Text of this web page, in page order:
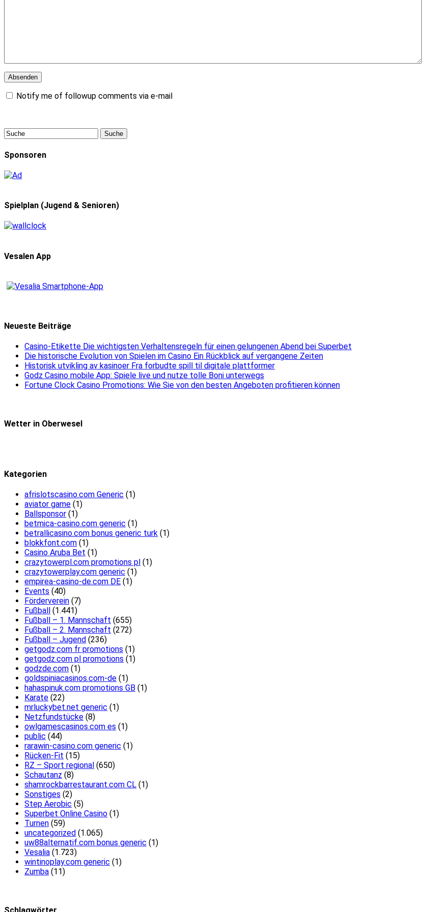
Notify me of followup comments via e-mail
Sponsoren
Spielplan (Jugend & Senioren)
Vesalen App
Neueste Beiträge
Casino-Etikette Die wichtigsten Verhaltensregeln für einen gelungenen Abend bei Superbet
Die historische Evolution von Spielen im Casino Ein Rückblick auf vergangene Zeiten
Historisk utvikling av kasinoer Fra forbudte spill til digitale plattformer
Godz Casino mobile App: Spiele live und nutze tolle Boni unterwegs
Fortune Clock Casino Promotions: Wie Sie von den besten Angeboten profitieren können
Wetter in Oberwesel
Kategorien
afrislotscasino.com Generic (1)
aviator game (1)
Ballsponsor (1)
betmica-casino.com generic (1)
betrallicasino.com bonus generic turk (1)
blokkfont.com (1)
Casino Aruba Bet (1)
crazytowerpl.com promotions pl (1)
crazytowerplay.com generic (1)
empirea-casino-de.com DE (1)
Events (40)
Förderverein (7)
Fußball
(1.441)
Fußball – 1. Mannschaft (655)
Fußball – 2. Mannschaft (272)
Fußball – Jugend (236)
getgodz.com fr promotions (1)
getgodz.com pl promotions (1)
godzde.com (1)
goldspiniacasinos.com-de (1)
hahaspinuk.com promotions GB (1)
Karate (22)
mrluckybet.net generic (1)
Netzfundstücke (8)
owlgamescasinos.com es (1)
public (44)
rarawin-casino.com generic (1)
Rücken-Fit (15)
RZ – Sport regional (650)
Schautanz (8)
shamrockbarrestaurant.com CL (1)
Sonstiges (2)
Step Aerobic (5)
Superbet Online Casino (1)
Turnen (59)
uncategorized (1.065)
uw88alternatif.com bonus generic (1)
Vesalia (1.723)
wintinoplay.com generic (1)
Zumba (11)